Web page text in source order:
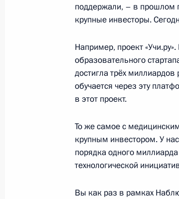
Встреча с директором
мониторингу Юрием
19 февраля 2021 года, 13:10
18 февраля 2021 года,
Совещание с
18 февраля 2021 года, 13:40
поддержали, – в прошлом
крупные инвесторы.
Например, проект
образовательного
достигла трёх
обучается через эту
в этот проект.
То же самое с
крупным инвестором. У
порядка одного
технологической
Вы как раз в рамках